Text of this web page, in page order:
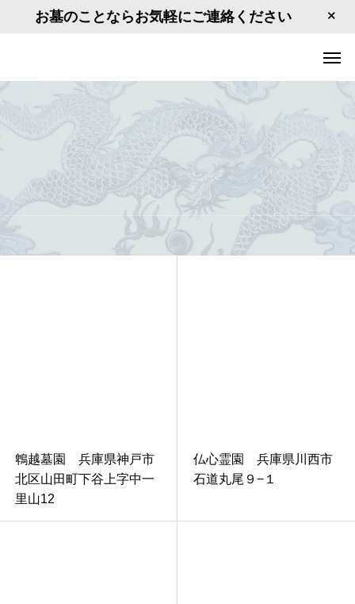
お墓のことならお気軽にご連絡ください
鵯越墓園 兵庫県神戸市
北区山田町下谷上字中一
里山12
仏心霊園 兵庫県川西市
石道丸尾９−１